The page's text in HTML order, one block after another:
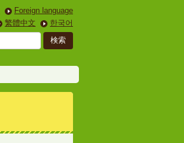
Foreign language
繁體中文 한국어